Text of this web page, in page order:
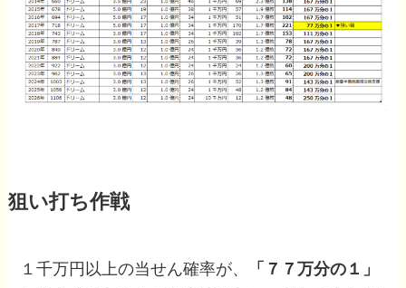
狙い打ち作戦
１千万円以上の当せん確率が、
「７７万分の１」